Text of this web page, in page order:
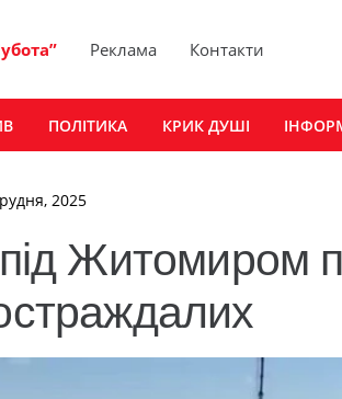
Реклама Контакти
ПОЛІТИКА КРИК ДУШІ
2025
Житомиром